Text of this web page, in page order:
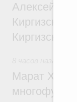
Алексей
Киргизской
Марат